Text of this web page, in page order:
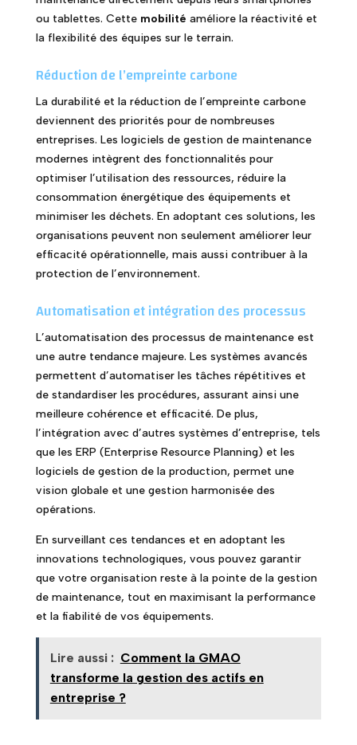
ou tablettes. Cette mobilité améliore la réactivité et
la flexibilité des équipes sur le terrain.
Réduction de l’empreinte carbone
La durabilité et la réduction de l’empreinte carbone
deviennent des priorités pour de nombreuses
entreprises. Les logiciels de gestion de maintenance
modernes intègrent des fonctionnalités pour
optimiser l’utilisation des ressources, réduire la
consommation énergétique des équipements et
minimiser les déchets. En adoptant ces solutions, les
organisations peuvent non seulement améliorer leur
efficacité opérationnelle, mais aussi contribuer à la
protection de l’environnement.
Automatisation et intégration des processus
L’automatisation des processus de maintenance est
une autre tendance majeure. Les systèmes avancés
permettent d’automatiser les tâches répétitives et
de standardiser les procédures, assurant ainsi une
meilleure cohérence et efficacité. De plus,
l’intégration avec d’autres systèmes d’entreprise, tels
que les ERP (Enterprise Resource Planning) et les
logiciels de gestion de la production, permet une
vision globale et une gestion harmonisée des
opérations.
En surveillant ces tendances et en adoptant les
innovations technologiques, vous pouvez garantir
que votre organisation reste à la pointe de la gestion
de maintenance, tout en maximisant la performance
et la fiabilité de vos équipements.
Lire aussi : Comment la GMAO
transforme la gestion des actifs en
entreprise ?